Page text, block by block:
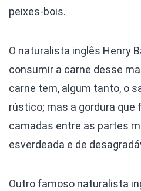
peixes-bois.
O naturalista inglês Henry
consumir a carne desse
carne tem, algum tanto, o
rústico; mas a gordura que
camadas entre as partes
esverdeada e de
Outro famoso naturalista